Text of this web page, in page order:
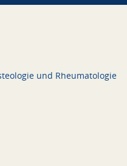
und Rheumatologie